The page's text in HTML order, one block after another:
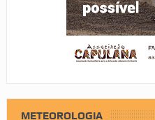
METEOROLOGIA